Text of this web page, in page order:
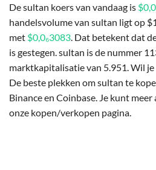
De sultan koers van vandaag is
handelsvolume van sultan ligt op
met $0,0₆3083. Dat betekent dat
is gestegen. sultan is de nummer
marktkapitalisatie van 5.951. Wil
De beste plekken om sultan te
Binance en Coinbase. Je kunt
onze kopen/verkopen pagina.